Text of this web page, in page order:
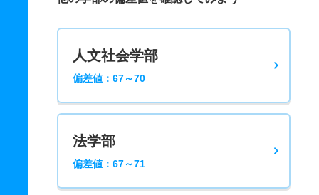
人文社会学部
偏差値：67～70
法学部
偏差値：67～71